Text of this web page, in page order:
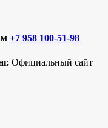
+7 958 100-51-98
Официальный сайт